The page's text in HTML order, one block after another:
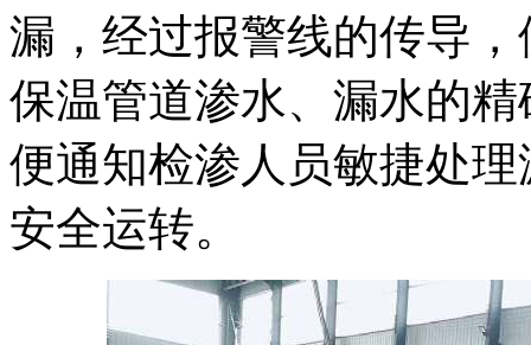
漏，经过报警线的传导
保温管道渗水、漏水的
便通知检渗人员敏捷处
安全运转。